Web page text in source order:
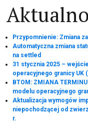
wpisach
Przypomnienie: Zmiana
Automatyczna zmiana
na settled
31 stycznia 2025 –
operacyjnego granicy UK
BTOM: ZMIANA
modelu operacyjnego
Aktualizacja wymogów
niepochodzącej od
r.